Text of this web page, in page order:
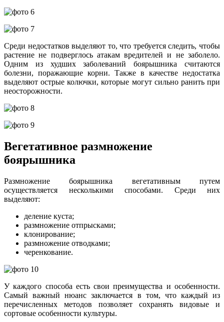
Среди недостатков выделяют то, что требуется следить, чтобы
растение не подверглось атакам вредителей и не заболело.
Одним из худших заболеваний боярышника считаются
болезни, поражающие корни. Также в качестве недостатка
выделяют острые колючки, которые могут сильно ранить при
неосторожности.
Вегетативное размножение
боярышника
Размножение боярышника вегетативным путем
осуществляется несколькими способами. Среди них
выделяют:
деление куста;
размножение отпрысками;
клонирование;
размножение отводками;
черенкование.
У каждого способа есть свои преимущества и особенности.
Самый важный нюанс заключается в том, что каждый из
перечисленных методов позволяет сохранять видовые и
сортовые особенности культуры.